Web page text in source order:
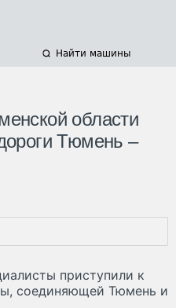
Найти машины
области
Тюмень –
приступили к
соединяющей Тюмень и